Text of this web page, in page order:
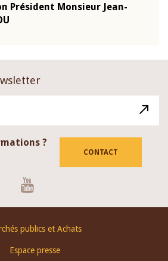
Président Monsieur Jean-
?
CONTACT
publics et Achats
Espace presse